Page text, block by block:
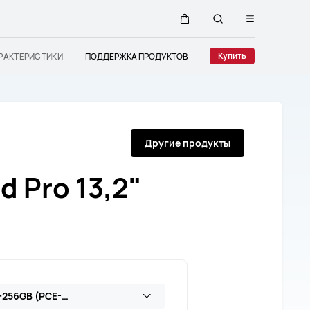
Щупальца
Поиск
Открыть
меню
ПОДДЕРЖКА ПРОДУКТОВ Купить
Pro 13,2"
MatePad Pro 13.2 inch WIFI Only 12GB+256GB (PCE-W29)
Другие продукты